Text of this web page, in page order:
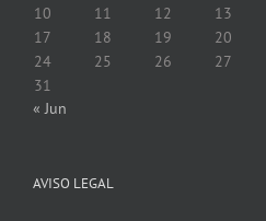
10
11 12 13
17
18 19 20
24
25 26 27
31
« Jun
AVISO LEGAL